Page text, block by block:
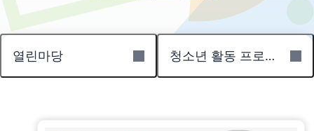
열린마당 청소년 활동 프로그램